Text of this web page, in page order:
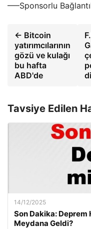
—–Sponsorlu
← Bitcoin
yatırımcılarının
gözü ve kulağı
bu hafta
ABD'de
Tavsiye Edilen
14/12/2025
Son Dakika: Deprem
Meydana Geldi?